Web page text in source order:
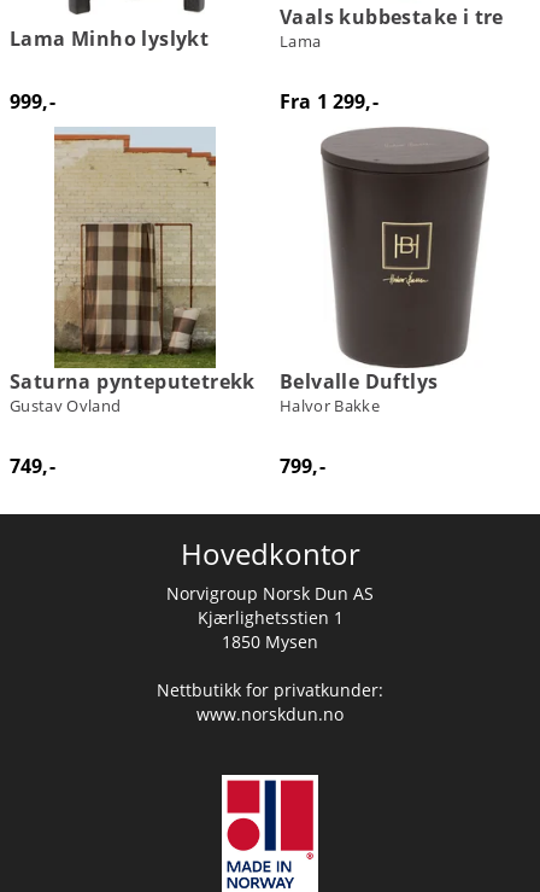
Lama Minho lyslykt
999,-
Vaals kubbestake i tre
Lama
Fra 1 299,-
Saturna pynteputetrekk
Gustav Ovland
749,-
Belvalle Duftlys
Halvor Bakke
799,-
Hovedkontor
Norvigroup Norsk Dun AS
Kjærlighetsstien 1
1850 Mysen
Nettbutikk for privatkunder:
www.norskdun.no